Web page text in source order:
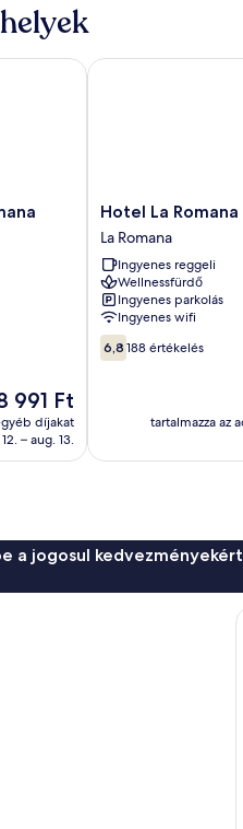
Ft
991 Ft
díjakat
– aug. 13.
Hotel
La
Romana
Center
La
Romana
Hotel La
La Romana
Ingyenes reggeli
Wellnessfürdő
Ingyenes parkolás
Ingyenes wifi
6.8
ennyiből:
értékelés
6,8 188 értékelés
tartalmazza az
Hotel La Romana
a jogosul